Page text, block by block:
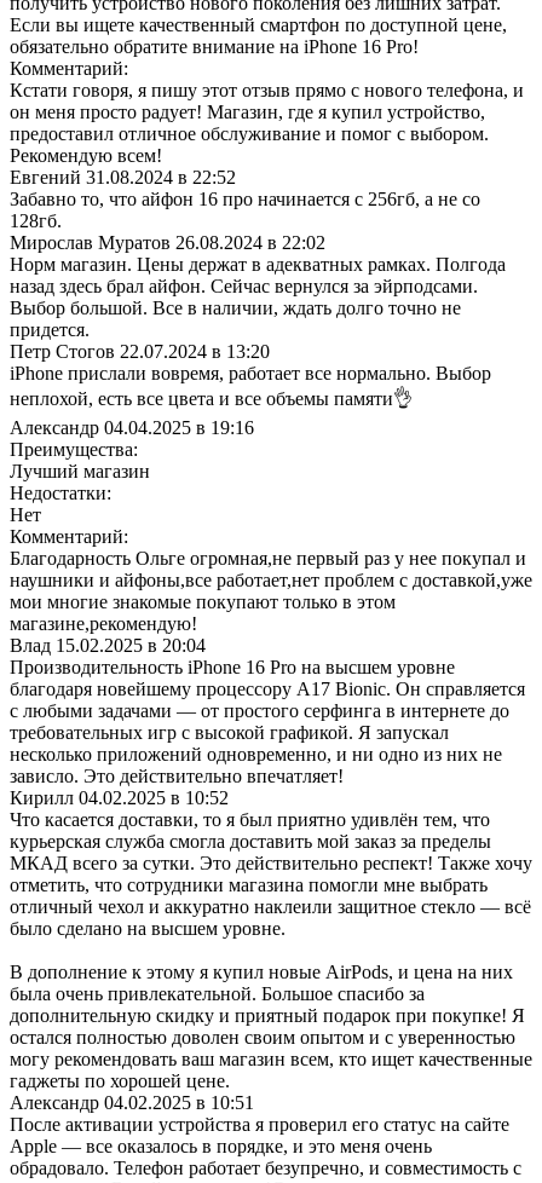
Если вы ищете качественный смартфон по доступной цене,
обязательно обратите внимание на iPhone 16 Pro!
Комментарий:
Кстати говоря, я пишу этот отзыв прямо с нового телефона, и
он меня просто радует! Магазин, где я купил устройство,
предоставил отличное обслуживание и помог с выбором.
Рекомендую всем!
Евгений 31.08.2024 в 22:52
Забавно то, что айфон 16 про начинается с 256гб, а не со
128гб.
Мирослав Муратов 26.08.2024 в 22:02
Норм магазин. Цены держат в адекватных рамках. Полгода
назад здесь брал айфон. Сейчас вернулся за эйрподсами.
Выбор большой. Все в наличии, ждать долго точно не
придется.
Петр Стогов 22.07.2024 в 13:20
iPhone прислали вовремя, работает все нормально. Выбор
неплохой, есть все цвета и все объемы памяти👌
Александр 04.04.2025 в 19:16
Преимущества:
Лучший магазин
Недостатки:
Нет
Комментарий:
Благодарность Ольге огромная,не первый раз у нее покупал и
наушники и айфоны,все работает,нет проблем с доставкой,уже
мои многие знакомые покупают только в этом
магазине,рекомендую!
Влад 15.02.2025 в 20:04
Производительность iPhone 16 Pro на высшем уровне
благодаря новейшему процессору A17 Bionic. Он справляется
с любыми задачами — от простого серфинга в интернете до
требовательных игр с высокой графикой. Я запускал
несколько приложений одновременно, и ни одно из них не
зависло. Это действительно впечатляет!
Кирилл 04.02.2025 в 10:52
Что касается доставки, то я был приятно удивлён тем, что
курьерская служба смогла доставить мой заказ за пределы
МКАД всего за сутки. Это действительно респект! Также хочу
отметить, что сотрудники магазина помогли мне выбрать
отличный чехол и аккуратно наклеили защитное стекло — всё
было сделано на высшем уровне.
В дополнение к этому я купил новые AirPods, и цена на них
была очень привлекательной. Большое спасибо за
дополнительную скидку и приятный подарок при покупке! Я
остался полностью доволен своим опытом и с уверенностью
могу рекомендовать ваш магазин всем, кто ищет качественные
гаджеты по хорошей цене.
Александр 04.02.2025 в 10:51
После активации устройства я проверил его статус на сайте
Apple — все оказалось в порядке, и это меня очень
обрадовало. Телефон работает безупречно, и совместимость с